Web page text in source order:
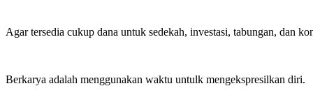
Agar tersedia cukup dana untuk sedekah, investasi, tabungan, dan
Berkarya adalah menggunakan waktu untulk mengekspresilkan diri.